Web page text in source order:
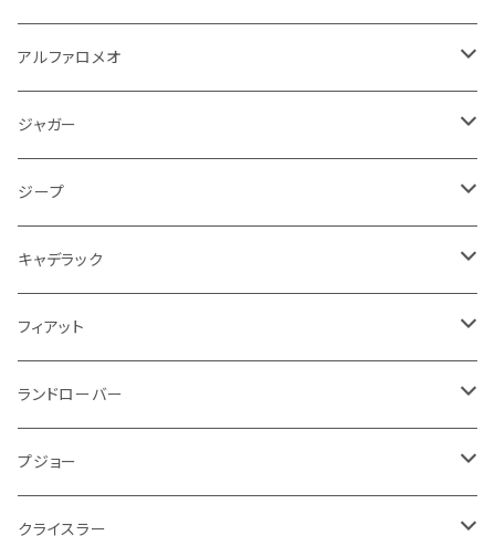
アルファロメオ
ミニ
シトロエン
フィアット
クライスラー
サーブ
ベントレー
ロータス
クライスラー
アストンマーティン
プジョー
ルノー
サーブ
フォード
ミニ
ロータス
ジャガー
ジープ
ランドローバー
ロータス
メルセデス ベンツ
ミニ
プジョー
ポルシェ
オイルフィルター
クーラント
その他
クーラント
ミッション
ドライブシャフト
サスペンション
マフラー
ライト系
ブレーキランプ
方向指示器
ドア系
エアコン系
ブレーキ系
インテリア系
灰皿・ゴミ箱
ドリンクホルダー
携帯・スマホホルダー
クッション
ステッカー
フェンダー
ギアシフト系
バイク ブレーキクラッチレバー
バイク 収納
バイク ハンドル系
ハンドガード
スロットル
シートカバー
バイク その他
バイク フェンダー系
足回り
サスペンション
オイル系
サスペンション
リアバンパー
トランクマット
タイヤ回り
泥除け
ホイール
フロントバンパー回り
グリル
ライト系
アームレスト
冷却系
クーラント
フェンダー
ワイパー
トランクマット
ドア回り
タンク系
ケーブル系
バンパー回り
イグニッションコイル
ブレーキ系
アンチロックブレーキ
冷却系
クーラント
タンク系
ケーブル系
エンジン系
その他
その他
運転席周り
アームレスト
ドア回り
ワイパー
排気系
ガスケット
ダッシュボード
タイヤ回り
泥除け
フロアマット
その他
ライト系
ドア回り
ワイパー
キーホルダー
アルファロメオ
フロアマット
ワイパー
ジャガー
フロアマット
ジープ
フロアマット
収納用品
キャデラック
フロアマット
フィアット
フロアマット
フロントワイパー
リアワイパー
ランドローバー
フロアマット
ダッシュボード
プジョー
フロアマット
クライスラー